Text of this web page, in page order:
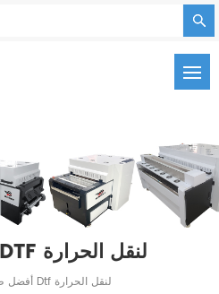
أفضل طابعة DTF لنقل الحرارة
أفضل طابعة Dtf لنقل الحرارة